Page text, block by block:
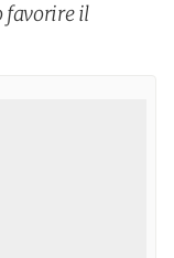
favorire il